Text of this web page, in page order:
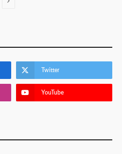
Twitter
YouTube